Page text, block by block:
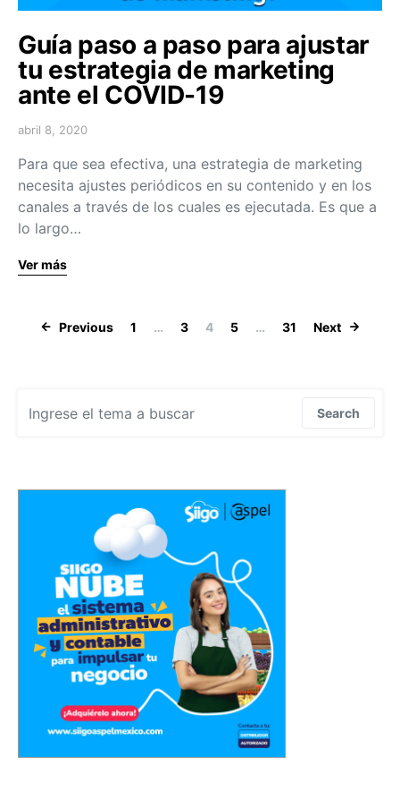
Guía paso a paso para ajustar
tu estrategia de marketing
ante el COVID-19
abril 8, 2020
Para que sea efectiva, una estrategia de marketing
necesita ajustes periódicos en su contenido y en los
canales a través de los cuales es ejecutada. Es que a
lo largo…
Ver más
Navegación
Previous 1 … 3 4 5 … 31 Next
Search